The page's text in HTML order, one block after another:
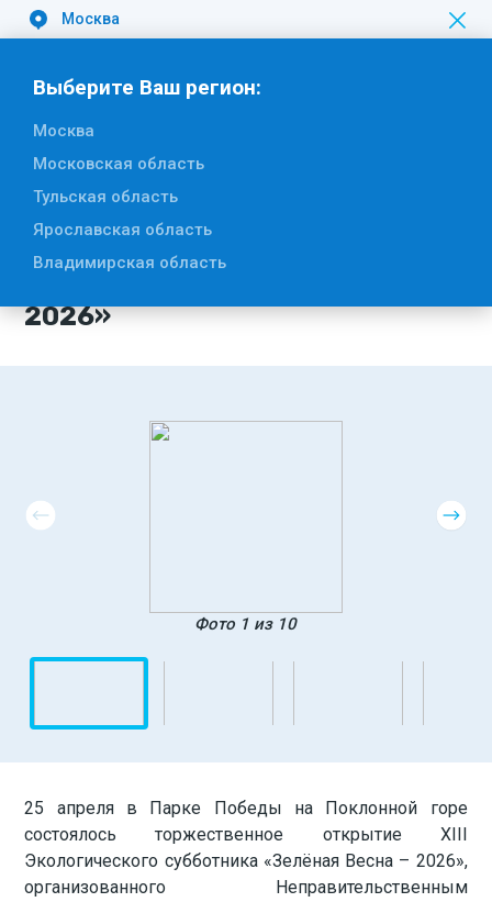
Москва
Выберите Ваш регион:
Москва
Московская область
Тульская область
Ярославская область
Владимирская область
Открытие экологического
2026»
Фото 1 из 10
25 апреля в Парке Победы на Поклонной горе
состоялось торжественное открытие XIII
Экологического субботника «Зелёная Весна – 2026»,
организованного Неправительственным